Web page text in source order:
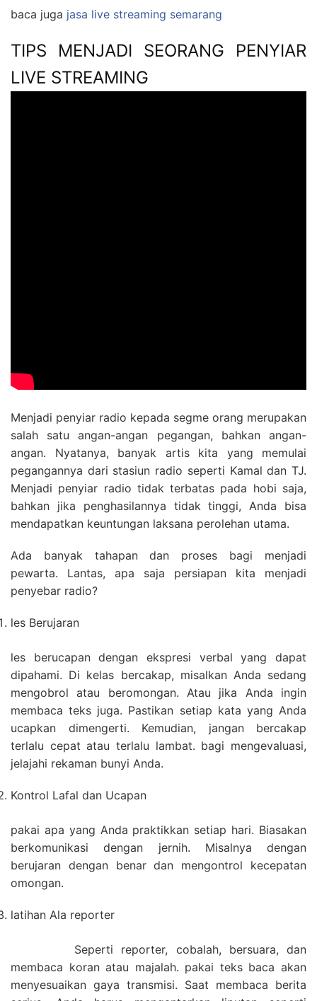
baca juga jasa live streaming semarang
TIPS MENJADI SEORANG PENYIAR
LIVE STREAMING
Menjadi penyiar radio kepada segme orang merupakan
salah satu angan-angan pegangan, bahkan angan-
angan. Nyatanya, banyak artis kita yang memulai
pegangannya dari stasiun radio seperti Kamal dan TJ.
Menjadi penyiar radio tidak terbatas pada hobi saja,
bahkan jika penghasilannya tidak tinggi, Anda bisa
mendapatkan keuntungan laksana perolehan utama.
Ada banyak tahapan dan proses bagi menjadi
pewarta. Lantas, apa saja persiapan kita menjadi
penyebar radio?
les Berujaran
les berucapan dengan ekspresi verbal yang dapat
dipahami. Di kelas bercakap, misalkan Anda sedang
mengobrol atau beromongan. Atau jika Anda ingin
membaca teks juga. Pastikan setiap kata yang Anda
ucapkan dimengerti. Kemudian, jangan bercakap
terlalu cepat atau terlalu lambat. bagi mengevaluasi,
jelajahi rekaman bunyi Anda.
Kontrol Lafal dan Ucapan
pakai apa yang Anda praktikkan setiap hari. Biasakan
berkomunikasi dengan jernih. Misalnya dengan
berujaran dengan benar dan mengontrol kecepatan
omongan.
latihan Ala reporter
Seperti reporter, cobalah, bersuara, dan
membaca koran atau majalah. pakai teks baca akan
menyesuaikan gaya transmisi. Saat membaca berita